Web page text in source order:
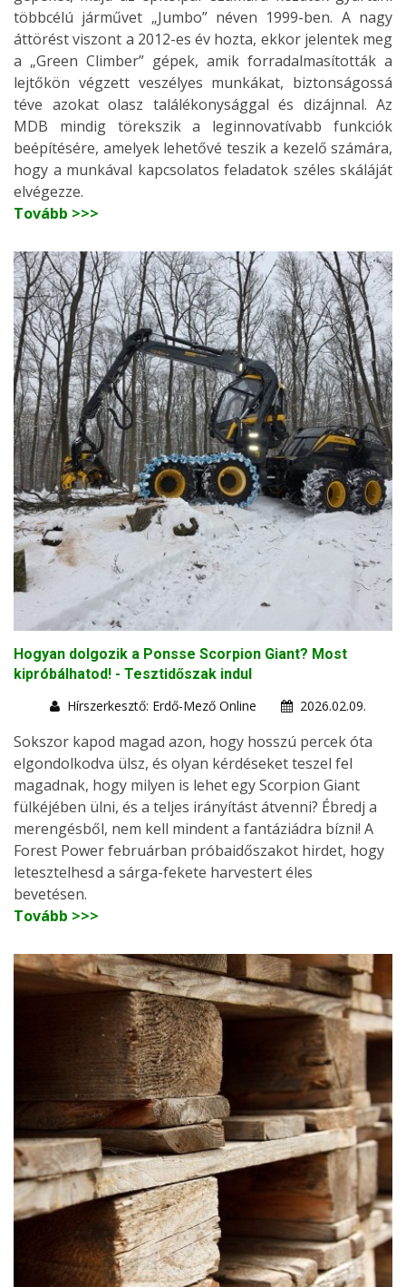
többcélú járművet „Jumbo” néven 1999-ben. A nagy
áttörést viszont a 2012-es év hozta, ekkor jelentek meg
a „Green Climber” gépek, amik forradalmasították a
lejtőkön végzett veszélyes munkákat, biztonságossá
téve azokat olasz találékonysággal és dizájnnal. Az
MDB mindig törekszik a leginnovatívabb funkciók
beépítésére, amelyek lehetővé teszik a kezelő számára,
hogy a munkával kapcsolatos feladatok széles skáláját
elvégezze.
Tovább >>>
Hogyan dolgozik a Ponsse Scorpion Giant? Most
kipróbálhatod! - Tesztidőszak indul
Hírszerkesztő: Erdő-Mező Online
2026.02.09.
Sokszor kapod magad azon, hogy hosszú percek óta
elgondolkodva ülsz, és olyan kérdéseket teszel fel
magadnak, hogy milyen is lehet egy Scorpion Giant
fülkéjében ülni, és a teljes irányítást átvenni? Ébredj a
merengésből, nem kell mindent a fantáziádra bízni! A
Forest Power februárban próbaidőszakot hirdet, hogy
letesztelhesd a sárga-fekete harvestert éles
bevetésen.
Tovább >>>